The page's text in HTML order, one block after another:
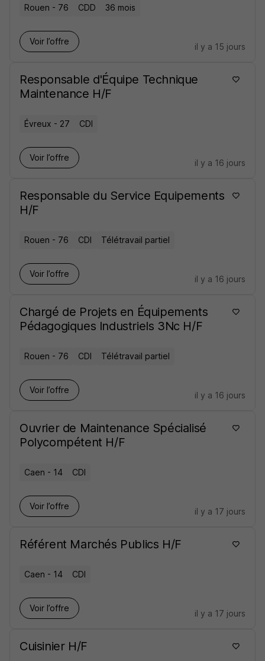
Rouen - 76 CDD 36 mois
Voir l’offre
il y a 15 jours
Responsable d'Équipe Technique
Maintenance H/F
Évreux - 27 CDI
Voir l’offre
il y a 16 jours
Responsable du Service Equipements
H/F
Rouen - 76 CDI Télétravail partiel
Voir l’offre
il y a 16 jours
Chargé de Projets en Équipements
Pédagogiques Industriels 3Nc H/F
Rouen - 76 CDI Télétravail partiel
Voir l’offre
il y a 16 jours
Ouvrier de Maintenance Spécialisé
Polycompétent H/F
Caen - 14 CDI
Voir l’offre
il y a 17 jours
Référent Marchés Publics H/F
Caen - 14 CDI
Voir l’offre
il y a 17 jours
Cuisinier H/F